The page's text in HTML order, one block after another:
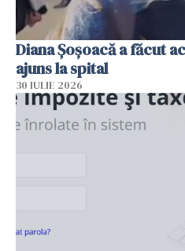
Diana Șoșoacă a făcut
ajuns la spital
30 IULIE 2026